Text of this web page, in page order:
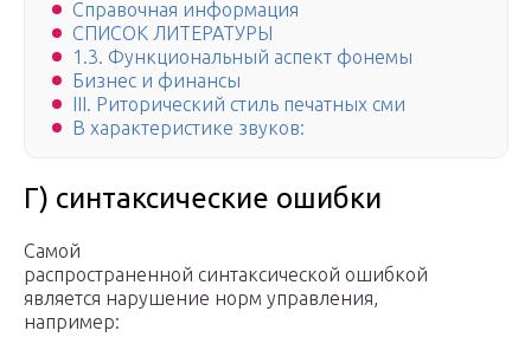
Справочная информация
СПИСОК ЛИТЕРАТУРЫ
1.3. Функциональный аспект фонемы
Бизнес и финансы
III. Риторический стиль печатных сми
В характеристике звуков:
Г) синтаксические ошибки
Самой
распространенной синтаксической ошибкой
является нарушение норм управления,
например: